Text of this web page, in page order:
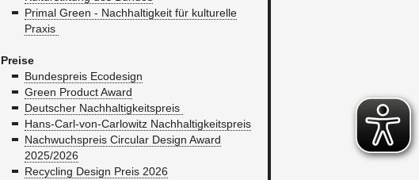
Pri­mal Green - Nach­hal­tig­keit für kul­tu­rel­le
Pra­xis
Prei­se
Bun­des­preis Eco­de­sign
Green Pro­duct Award
Deut­scher Nach­hal­tig­keits­preis
Hans-Carl-von-Car­lo­witz Nach­hal­tig­keits­preis
Nach­wuchs­preis Cir­cu­lar De­sign Award
2025/2026
Re­cy­cling De­sign Preis 2026